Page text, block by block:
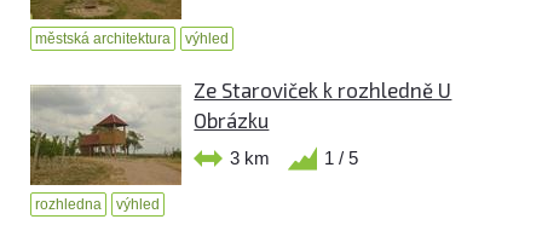
městská architektura výhled
Ze Staroviček k rozhledně U
Obrázku
3 km 1 / 5
rozhledna výhled